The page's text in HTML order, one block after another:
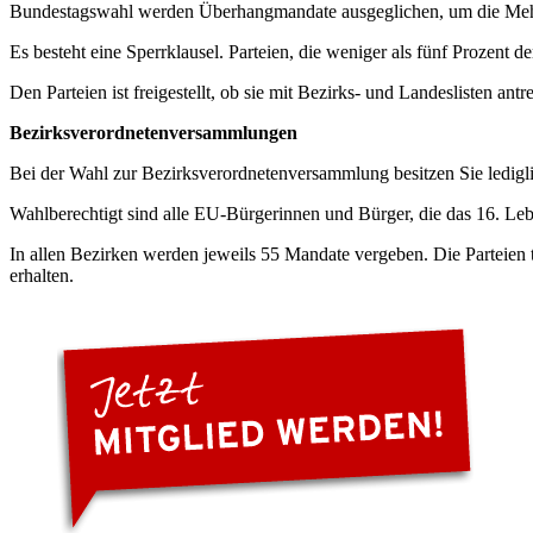
Bundestagswahl werden Überhangmandate ausgeglichen, um die
Es besteht eine Sperrklausel. Parteien, die weniger als fünf Prozent
Den Parteien ist freigestellt, ob sie mit Bezirks- und Landeslisten
Bezirksverordnetenversammlungen
Bei der Wahl zur Bezirksverordnetenversammlung besitzen Sie
Wahlberechtigt sind alle EU-Bürgerinnen und Bürger, die das 16.
In allen Bezirken werden jeweils 55 Mandate vergeben. Die
erhalten.